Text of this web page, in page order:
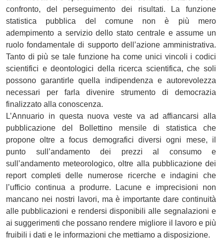
confronto, del perseguimento dei risultati. La funzione
statistica pubblica del comune non è più mero
adempimento a servizio dello stato centrale e assume un
ruolo fondamentale di supporto dell’azione amministrativa.
Tanto di più se tale funzione ha come unici vincoli i codici
scientifici e deontologici della ricerca scientifica, che soli
possono garantirle quella indipendenza e autorevolezza
necessari per farla divenire strumento di democrazia
finalizzato alla conoscenza.
L’Annuario in questa nuova veste va ad affiancarsi alla
pubblicazione del Bollettino mensile di statistica che
propone oltre a focus demografici diversi ogni mese, il
punto sull’andamento dei prezzi al consumo e
sull’andamento meteorologico, oltre alla pubblicazione dei
report completi delle numerose ricerche e indagini che
l’ufficio continua a produrre. Lacune e imprecisioni non
mancano nei nostri lavori, ma è importante dare continuità
alle pubblicazioni e rendersi disponibili alle segnalazioni e
ai suggerimenti che possano rendere migliore il lavoro e più
fruibili i dati e le informazioni che mettiamo a disposizione.